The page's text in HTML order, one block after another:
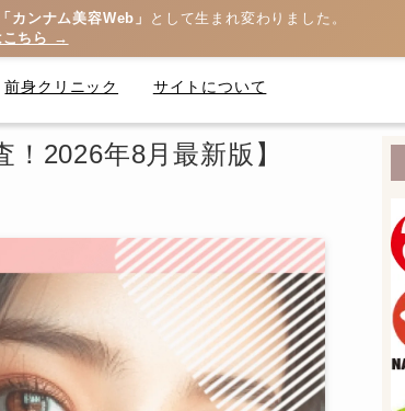
「カンナム美容Web」
として生まれ変わりました。
こちら →
前身クリニック サイトについて
2026年8月最新版】